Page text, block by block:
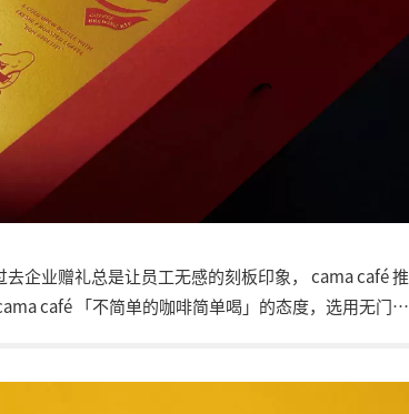
企业赠礼总是让员工无感的刻板印象， cama café 推
café 「不简单的咖啡简单喝」的态度，选用无门槛